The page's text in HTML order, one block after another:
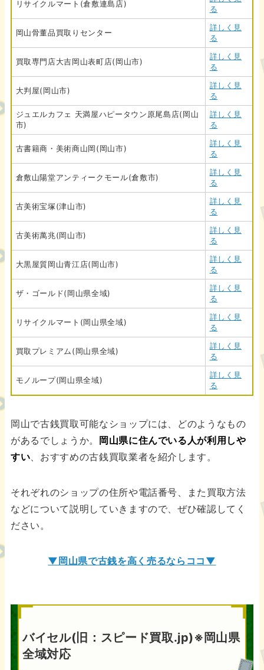
リサイクルマート(倉敷連島店)
る
岡山骨董品買取りセンター
詳しく見
る
買取専門店大吉岡山表町店(岡山市)
詳しく見
る
大判屋(岡山市)
詳しく見
る
ジュエルカフェ 天満屋ハピータウン原尾島店(岡山
市)
詳しく見
る
古書籍商・美術商山岡(岡山市)
詳しく見
る
倉敷山陽堂アンティークモール(倉敷市)
詳しく見
る
古美術宝塚(津山市)
詳しく見
る
古美術萬兆(岡山市)
詳しく見
る
大黒屋質岡山青江店(岡山市)
詳しく見
る
ザ・ゴールド(岡山県全域)
詳しく見
る
リサイクルマート(岡山県全域)
詳しく見
る
買取プレミアム(岡山県全域)
詳しく見
る
モノループ(岡山県全域)
詳しく見
る
岡山で古銭買取可能なショップには、どのようなもの
があるでしょうか。 岡山県に住んでいる人が利用しや
すい 、おすすめの古銭買取業者を紹介します。
それぞれのショップの住所や電話番号、また買取方法
などについて説明していきますので、ぜひ確認してく
ださい。
▼岡山県で古銭を高く売るならココ▼
バイセル(旧：スピード買取.jp)※岡山県
全域対応